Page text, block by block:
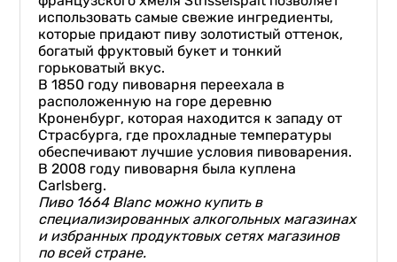
использовать самые свежие ингредиенты,
которые придают пиву золотистый оттенок,
богатый фруктовый букет и тонкий
горьковатый вкус.
В 1850 году пивоварня переехала в
расположенную на горе деревню
Кроненбург, которая находится к западу от
Страсбурга, где прохладные температуры
обеспечивают лучшие условия пивоварения.
В 2008 году пивоварня была куплена
Carlsberg.
Пиво 1664 Blanc можно купить в
специализированных алкогольных магазинах
и избранных продуктовых сетях магазинов
по всей стране.